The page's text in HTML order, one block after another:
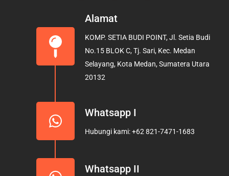
e
o
o
k
t
g
r
a
b
e
Alamat
KOMP. SETIA BUDI POINT, Jl. Setia Budi
No.15 BLOK C, Tj. Sari, Kec. Medan
Selayang, Kota Medan, Sumatera Utara
20132
Whatsapp I
Hubungi kami: +62 821-7471-1683
Whatsapp II